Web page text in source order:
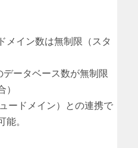
メイン数は無制限（スタ
データベース数が無制限
ードメイン）との連携で
能。